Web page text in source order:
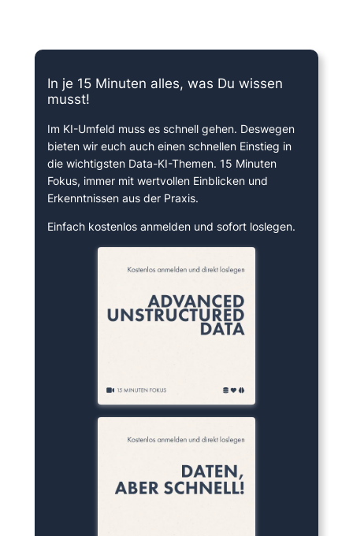
In je 15 Minuten alles, was Du wissen
musst!
Im KI-Umfeld muss es schnell gehen. Deswegen
bieten wir euch auch einen schnellen Einstieg in
die wichtigsten Data-KI-Themen. 15 Minuten
Fokus, immer mit wertvollen Einblicken und
Erkenntnissen aus der Praxis.
Einfach kostenlos anmelden und sofort loslegen.